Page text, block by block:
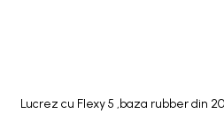
Lucrez cu Flexy 5 ,baza rubber din